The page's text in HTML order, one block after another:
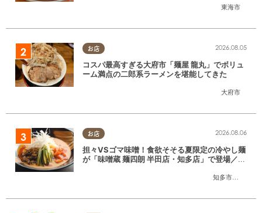
東海市
お店
大府市
2026.08.05
コスパ最高すぎる大府市「麺屋 龍丸」でボリュ
ーム満点の二郎系ラーメンを堪能してきた
お店
知多市
,半田市
2026.08.06
担々VSゴマ味噌！食欲そそる夏限定の冷やし麺
が「味噌蔵 麺四朗 半田店・知多店」で登場／ち